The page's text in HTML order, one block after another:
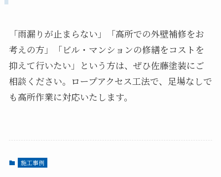
「雨漏りが止まらない」「高所での外壁補修をお
考えの方」「ビル・マンションの修繕をコストを
抑えて行いたい」という方は、ぜひ佐藤塗装にご
相談ください。ロープアクセス工法で、足場なしで
も高所作業に対応いたします。
施工事例